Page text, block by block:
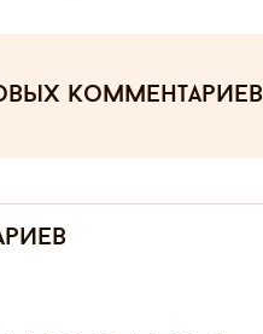
комментариев